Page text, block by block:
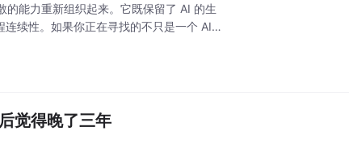
能力重新组织起来。它既保留了 AI 的生
续性。如果你正在寻找的不只是一个 AI
觉得晚了三年